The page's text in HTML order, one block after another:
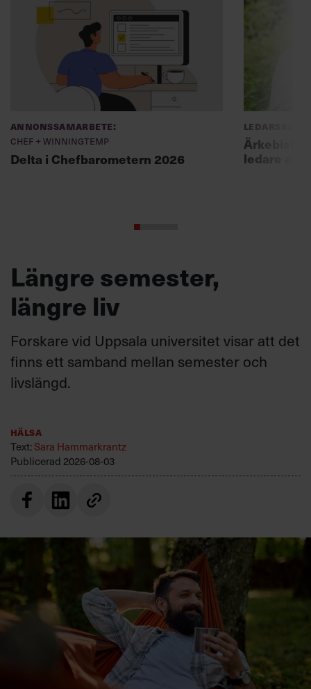
Annonssamarbete:
Chef + Winningtemp
Delta i Chefbarometern 2026
Ledarskap
ledare att
Längre semester,
längre liv
Forskare vid Uppsala universitet visar att det
finns ett samband mellan semester och
livslängd.
Hälsa
Text: Sara Hammarkrantz
Publicerad 2026-08-03